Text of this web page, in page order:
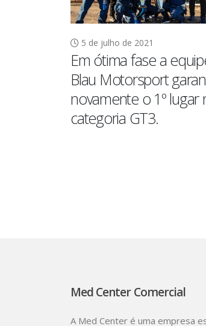
5 de julho de 2021
Em ótima fase a
Blau Motorsport
novamente o 1º lugar
categoria GT3.
Med Center Comercial
A Med Center é uma empresa